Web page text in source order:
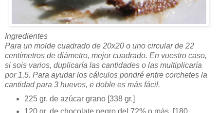
Ingredientes
Para un molde cuadrado de 20x20 o uno circular de 22
centímetros de diámetro, mejor cuadrado. En vuestro caso,
si sois varios, duplicaría las cantidades o las multiplicaría
por 1,5. Para ayudar los cálculos pondré entre corchetes la
cantidad para 3 huevos, e doble es más fácil.
225 gr. de azúcar grano [338 gr.]
120 gr. de chocolate negro del 72% o más. [180